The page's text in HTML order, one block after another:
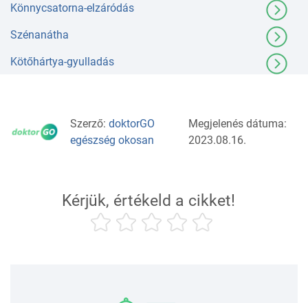
Könnycsatorna-elzáródás
Szénanátha
Kötőhártya-gyulladás
Szerző: doktorGO
egészség okosan
Megjelenés dátuma:
2023.08.16.
Kérjük, értékeld a cikket!